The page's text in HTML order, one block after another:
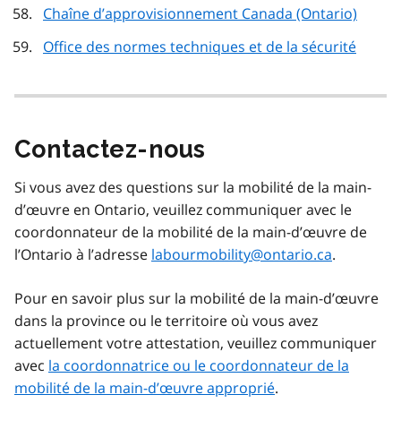
Chaîne d’approvisionnement Canada (Ontario)
Office des normes techniques et de la sécurité
Contactez-nous
Si vous avez des questions sur la mobilité de la main-
d’œuvre en Ontario, veuillez communiquer avec le
coordonnateur de la mobilité de la main-d’œuvre de
l’Ontario à l’adresse labourmobility@ontario.ca.
Pour en savoir plus sur la mobilité de la main-d’œuvre
dans la province ou le territoire où vous avez
actuellement votre attestation, veuillez communiquer
avec la coordonnatrice ou le coordonnateur de la
mobilité de la main-d’œuvre approprié.